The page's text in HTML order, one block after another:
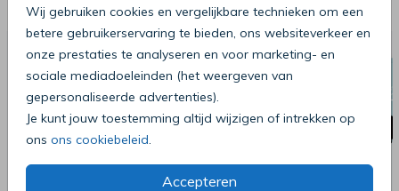
Wij gebruiken cookies en vergelijkbare technieken om een
betere gebruikerservaring te bieden, ons websiteverkeer en
onze prestaties te analyseren en voor marketing- en
sociale mediadoeleinden (het weergeven van
gepersonaliseerde advertenties).
Je kunt jouw toestemming altijd wijzigen of intrekken op
ons ons cookiebeleid
Accepteren
voor je